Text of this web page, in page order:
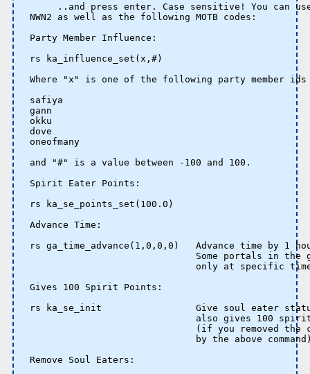
..and press enter. Case sensitive! You can
NWN2 as well as the following MOTB codes:
Party Member Influence:
rs ka_influence_set(x,#)
Where "x" is one of the following party member
safiya
gann
okku
dove
oneofmany
and "#" is a value between -100 and 100.
Spirit Eater Points:
rs ka_se_points_set(100.0)
Advance Time:
rs ga_time_advance(1,0,0,0)   Advance time by 1
Some portals in the
only at specific
Gives 100 Spirit Points:
rs ka_se_init                 Give soul eater
also gives 100
(if you removed the
by the above
Remove Soul Eaters: